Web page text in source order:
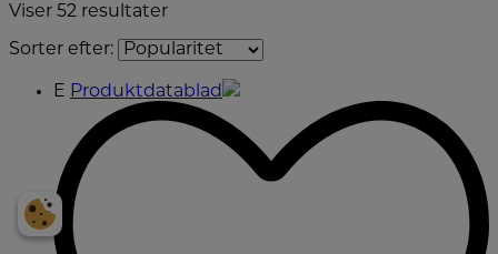
Viser 52 resultater
Sorter efter:
E Produktdatablad